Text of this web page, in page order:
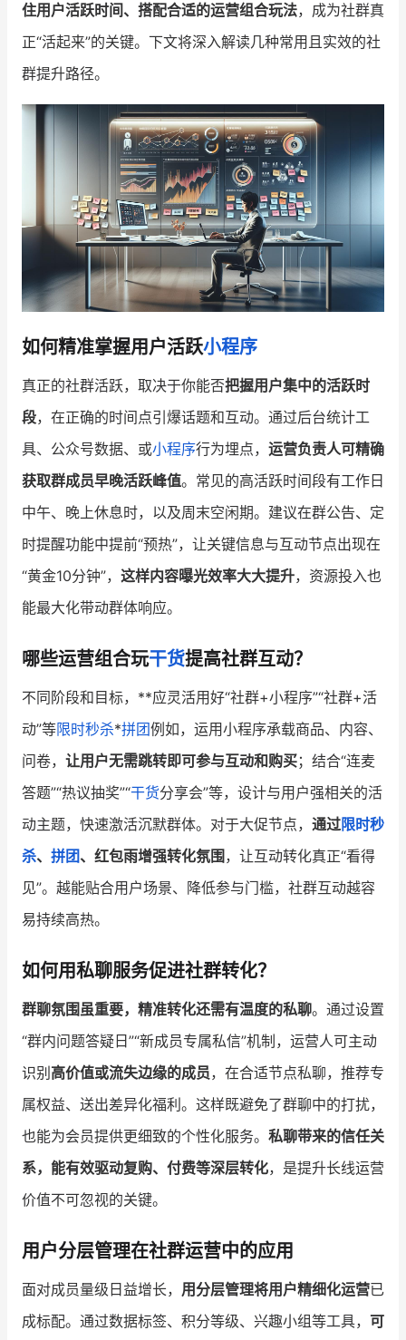
培训课程
私域课程 新零售内参
增长俱乐部 有赞商盟
商家社区 社群交流
合作共进
有赞云 数据通服务
住用户活跃时间、搭配合适的运营组合玩法，成为社群真
正“活起来”的关键。下文将深入解读几种常用且实效的社
群提升路径。
如何精准掌握用户活跃小程序
真正的社群活跃，取决于你能否把握用户集中的活跃时
段，在正确的时间点引爆话题和互动。通过后台统计工
具、公众号数据、或小程序行为埋点， 运营负责人可精确
获取群成员早晚活跃峰值。常见的高活跃时间段有工作日
中午、晚上休息时，以及周末空闲期。建议在群公告、定
时提醒功能中提前“预热”，让关键信息与互动节点出现在
“黄金10分钟”， 这样内容曝光效率大大提升，资源投入也
能最大化带动群体响应。
哪些运营组合玩干货提高社群互动？
不同阶段和目标，**应灵活用好“社群+小程序”“社群+活
动”等限时秒杀*拼团例如，运用小程序承载商品、内容、
问卷， 让用户无需跳转即可参与互动和购买；结合“连麦
答题”“热议抽奖”“干货分享会”等，设计与用户强相关的活
动主题，快速激活沉默群体。对于大促节点， 通过限时秒
杀、 拼团、红包雨增强转化氛围，让互动转化真正“看得
见”。越能贴合用户场景、降低参与门槛，社群互动越容
易持续高热。
如何用私聊服务促进社群转化？
群聊氛围虽重要，精准转化还需有温度的私聊。通过设置
“群内问题答疑日”“新成员专属私信”机制，运营人可主动
识别高价值或流失边缘的成员，在合适节点私聊，推荐专
属权益、送出差异化福利。这样既避免了群聊中的打扰，
也能为会员提供更细致的个性化服务。 私聊带来的信任关
系，能有效驱动复购、付费等深层转化，是提升长线运营
价值不可忽视的关键。
用户分层管理在社群运营中的应用
面对成员量级日益增长， 用分层管理将用户精细化运营已
成标配。通过数据标签、积分等级、兴趣小组等工具， 可